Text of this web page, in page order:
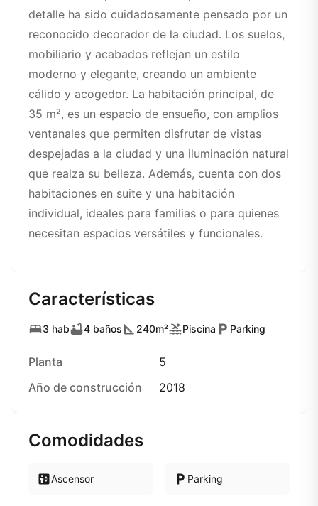
detalle ha sido cuidadosamente pensado por un
reconocido decorador de la ciudad. Los suelos,
mobiliario y acabados reflejan un estilo
moderno y elegante, creando un ambiente
cálido y acogedor. La habitación principal, de
35 m², es un espacio de ensueño, con amplios
ventanales que permiten disfrutar de vistas
despejadas a la ciudad y una iluminación natural
que realza su belleza. Además, cuenta con dos
habitaciones en suite y una habitación
individual, ideales para familias o para quienes
necesitan espacios versátiles y funcionales.
Características
3 hab 4 baños 240m² Piscina Parking
Planta
5
Año de construcción
2018
Comodidades
Ascensor Parking